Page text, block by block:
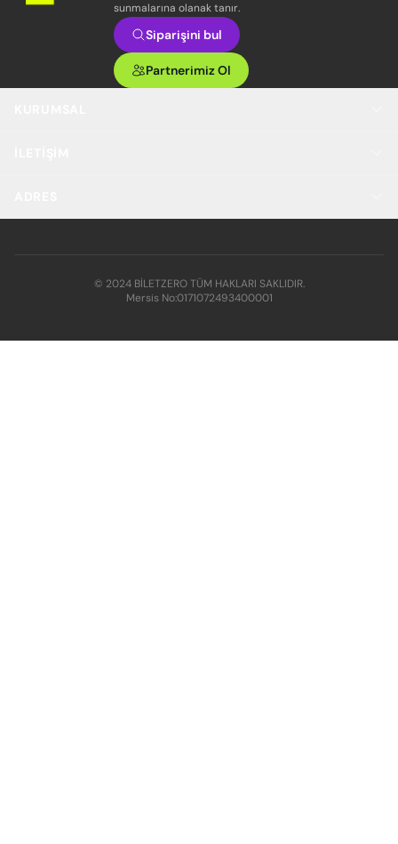
sunmalarına olanak tanır.
Siparişini bul
Partnerimiz Ol
© 2024 BİLETZERO TÜM HAKLARI SAKLIDIR.
Mersis No:0171072493400001